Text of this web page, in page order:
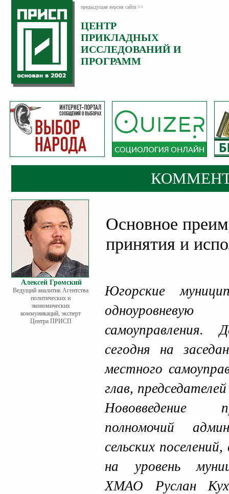
предыдущая версия сайта >>
ЦЕНТР
ПРИКЛАДНЫХ
ИССЛЕДОВАНИЙ И
ПРОГРАММ
Алексей Громский
Ведущий аналитик Агентства
политических и
экономических
коммуникаций, эксперт
Центра ПРИСП
Основное
принятия и
Югорские
самоуправления.
сегодня на
местного
глав,
Нововведение
полномочий
сельских
на уровень
ХМАО Руслан
Категория:
Комментарии